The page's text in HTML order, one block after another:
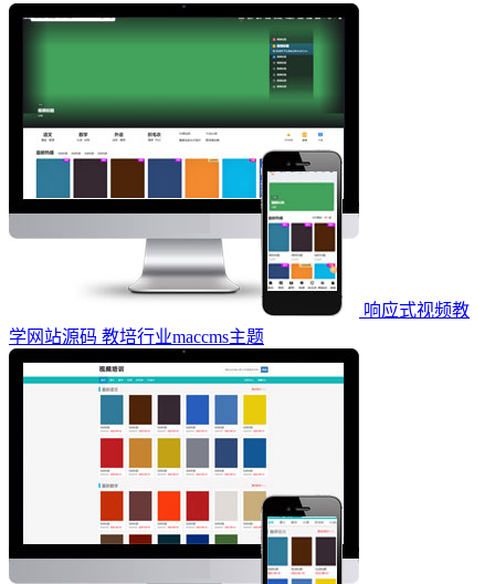
响应式视频教
学网站源码 教培行业maccms主题